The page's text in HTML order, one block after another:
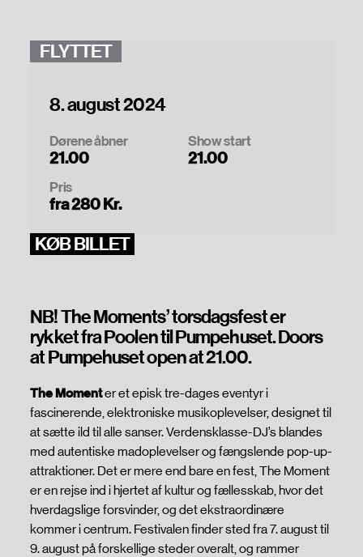
NB! The Moments’ torsdagsfest er
rykket fra Poolen til Pumpehuset. Doors
at Pumpehuset open at 21.00.
The Momenter et episk tre-dages eventyr i
fascinerende, elektroniske musikoplevelser, designet til
at sætte ild til alle sanser. Verdensklasse-DJ’s blandes
med autentiske madoplevelser og fængslende pop-up-
attraktioner. Det er mere end bare en fest, The Moment
er en rejse ind i hjertet af kultur og fællesskab, hvor det
hverdagslige forsvinder, og det ekstraordinære
kommer i centrum. Festivalen finder sted fra 7. august til
9. august på forskellige steder overalt, og rammer
FLYTTET
8. august 2024
Dørene åbner
21.00
Show start
21.00
Pris
fra 280 Kr.
KØB BILLET